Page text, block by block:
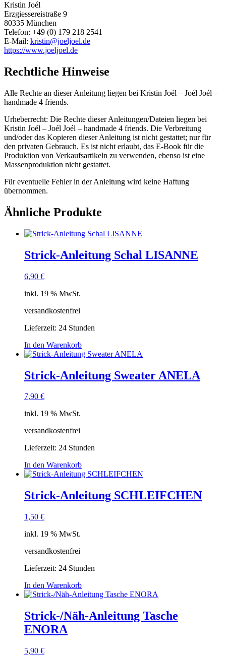
Kristin Joél
Erzgiessereistraße 9
80335 München
Telefon: +49 (0) 179 218 2541
E-Mail: kristin@joeljoel.de
https://www.joeljoel.de
Rechtliche Hinweise
Alle Rechte an dieser Anleitung liegen bei Kristin Joél – Joél Joél –
handmade 4 friends.
Urheberrecht: Die Rechte dieser Anleitungen/Dateien liegen bei
Kristin Joél – Joél Joél – handmade 4 friends. Die Verbreitung
und/oder das Kopieren dieser Anleitung ist nicht gestattet; nur für
den privaten Gebrauch. Es ist nicht erlaubt, das E-Book für die
Produktion von Verkaufsartikeln zu verwenden, ebenso ist eine
Massenproduktion nicht gestattet.
Für eventuelle Fehler in der Anleitung wird keine Haftung
übernommen.
Ähnliche Produkte
Strick-Anleitung Schal LISANNE
6,90 €
inkl. 19 % MwSt.
versandkostenfrei
Lieferzeit: 24 Stunden
In den Warenkorb
Strick-Anleitung Sweater ANELA
7,90 €
inkl. 19 % MwSt.
versandkostenfrei
Lieferzeit: 24 Stunden
In den Warenkorb
Strick-Anleitung SCHLEIFCHEN
1,50 €
inkl. 19 % MwSt.
versandkostenfrei
Lieferzeit: 24 Stunden
In den Warenkorb
Strick-/Näh-Anleitung Tasche
ENORA
5,90 €